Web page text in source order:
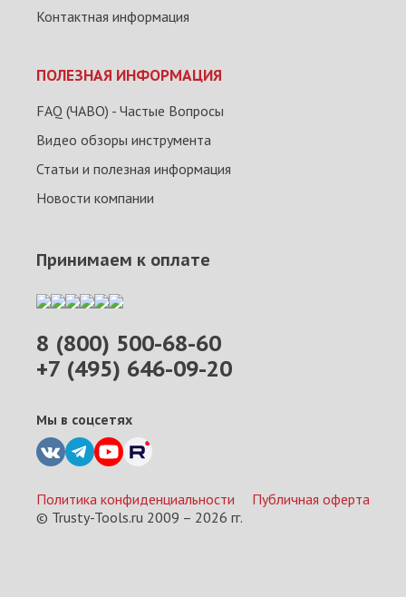
Контактная информация
ПОЛЕЗНАЯ ИНФОРМАЦИЯ
FAQ (ЧАВО) - Частые Вопросы
Видео обзоры инструмента
Статьи и полезная информация
Новости компании
8 (800) 500-68-60
+7 (495) 646-09-20
Мы в соцсетях
Принимаем к оплате
Политика конфиденциальности
Публичная оферта
© Trusty-Tools.ru 2009 – 2026 гг.